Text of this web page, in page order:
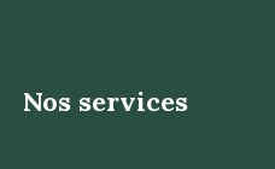
Nos services